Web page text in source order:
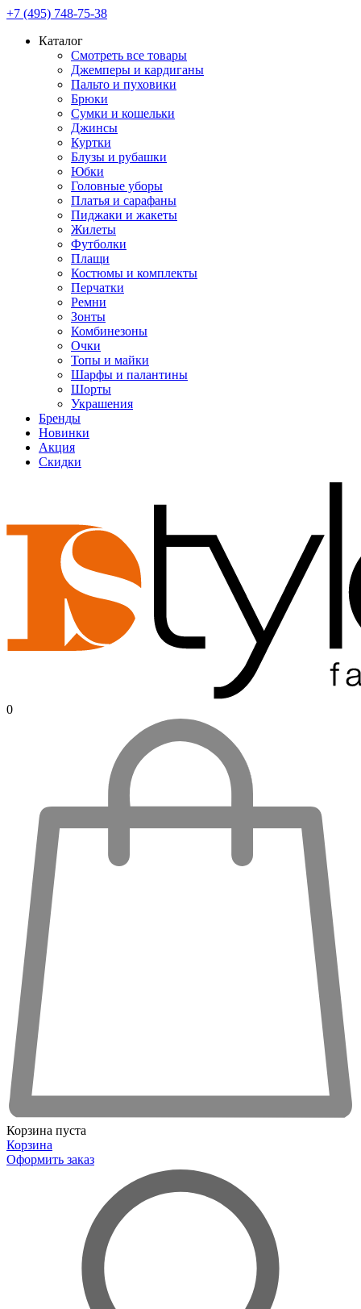
+7 (495) 748-75-38
Каталог
Смотреть все товары
Джемперы и кардиганы
Пальто и пуховики
Брюки
Сумки и кошельки
Джинсы
Куртки
Блузы и рубашки
Юбки
Головные уборы
Платья и сарафаны
Пиджаки и жакеты
Жилеты
Футболки
Плащи
Костюмы и комплекты
Перчатки
Ремни
Зонты
Комбинезоны
Очки
Топы и майки
Шарфы и палантины
Шорты
Украшения
Бренды
Новинки
Акция
Скидки
0
Корзина пуста
Корзина
Оформить заказ